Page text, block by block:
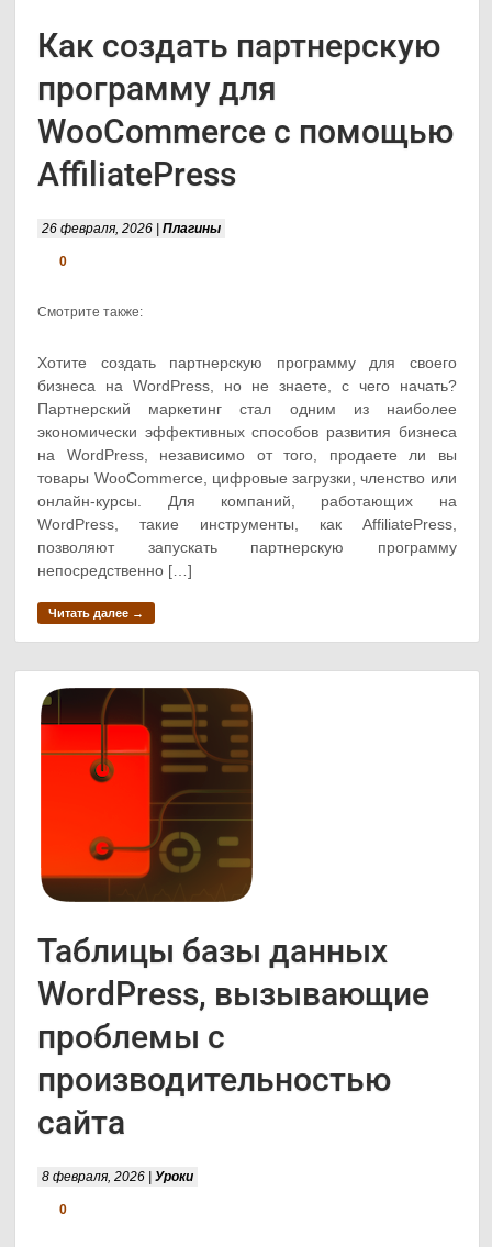
Как создать партнерскую
программу для
WooCommerce с помощью
AffiliatePress
26 февраля, 2026 |Плагины
0
Смотрите также:
Хотите создать партнерскую программу для своего
бизнеса на WordPress, но не знаете, с чего начать?
Партнерский маркетинг стал одним из наиболее
экономически эффективных способов развития бизнеса
на WordPress, независимо от того, продаете ли вы
товары WooCommerce, цифровые загрузки, членство или
онлайн-курсы. Для компаний, работающих на
WordPress, такие инструменты, как AffiliatePress,
позволяют запускать партнерскую программу
непосредственно […]
Читать далее →
Таблицы базы данных
WordPress, вызывающие
проблемы с
производительностью
сайта
8 февраля, 2026 |Уроки
0